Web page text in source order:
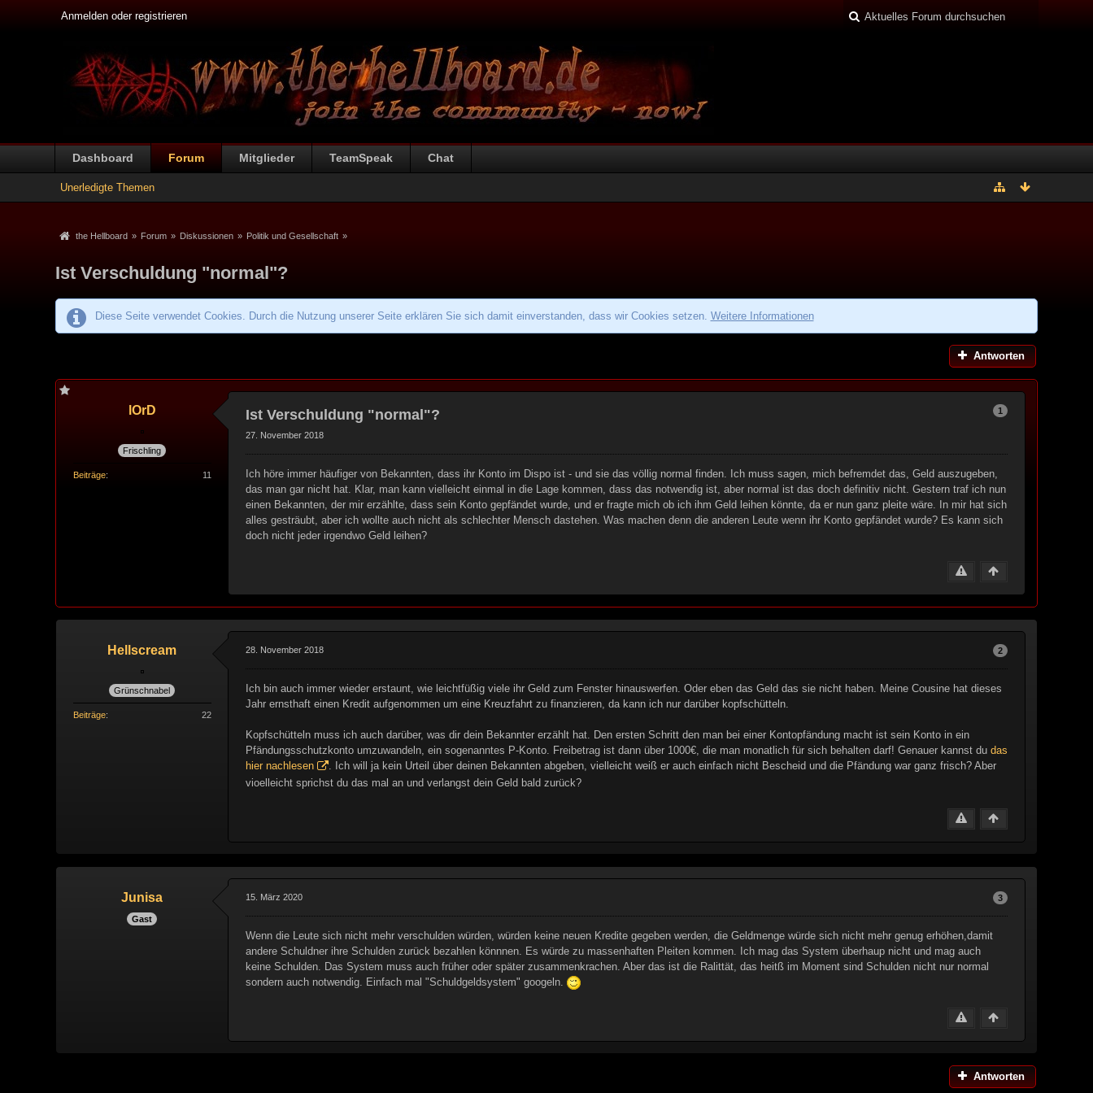
Anmelden oder registrieren
Dashboard Forum Mitglieder TeamSpeak Chat
Unerledigte Themen
the Hellboard » Forum » Diskussionen » Politik und Gesellschaft »
Ist Verschuldung "normal"?
Diese Seite verwendet Cookies. Durch die Nutzung unserer Seite erklären Sie sich damit einverstanden, dass wir Cookies setzen. Weitere Informationen
Antworten
lOrD
Frischling
Beiträge 11
1
Ist Verschuldung "normal"?
27. November 2018
Ich höre immer häufiger von Bekannten, dass ihr Konto im Dispo ist - und sie das völlig normal finden. Ich muss sagen, mich befremdet das, Geld auszugeben,
das man gar nicht hat. Klar, man kann vielleicht einmal in die Lage kommen, dass das notwendig ist, aber normal ist das doch definitiv nicht. Gestern traf ich nun
einen Bekannten, der mir erzählte, dass sein Konto gepfändet wurde, und er fragte mich ob ich ihm Geld leihen könnte, da er nun ganz pleite wäre. In mir hat sich
alles gesträubt, aber ich wollte auch nicht als schlechter Mensch dastehen. Was machen denn die anderen Leute wenn ihr Konto gepfändet wurde? Es kann sich
doch nicht jeder irgendwo Geld leihen?
Hellscream
Grünschnabel
Beiträge 22
2
28. November 2018
Ich bin auch immer wieder erstaunt, wie leichtfüßig viele ihr Geld zum Fenster hinauswerfen. Oder eben das Geld das sie nicht haben. Meine Cousine hat dieses
Jahr ernsthaft einen Kredit aufgenommen um eine Kreuzfahrt zu finanzieren, da kann ich nur darüber kopfschütteln.
Kopfschütteln muss ich auch darüber, was dir dein Bekannter erzählt hat. Den ersten Schritt den man bei einer Kontopfändung macht ist sein Konto in ein
Pfändungsschutzkonto umzuwandeln, ein sogenanntes P-Konto. Freibetrag ist dann über 1000€, die man monatlich für sich behalten darf! Genauer kannst du das
hier nachlesen
. Ich will ja kein Urteil über deinen Bekannten abgeben, vielleicht weiß er auch einfach nicht Bescheid und die Pfändung war ganz frisch? Aber
vioelleicht sprichst du das mal an und verlangst dein Geld bald zurück?
Junisa
Gast
3
15. März 2020
Wenn die Leute sich nicht mehr verschulden würden, würden keine neuen Kredite gegeben werden, die Geldmenge würde sich nicht mehr genug erhöhen,damit
andere Schuldner ihre Schulden zurück bezahlen könnnen. Es würde zu massenhaften Pleiten kommen. Ich mag das System überhaup nicht und mag auch
keine Schulden. Das System muss auch früher oder später zusammenkrachen. Aber das ist die Ralittät, das heitß im Moment sind Schulden nicht nur normal
sondern auch notwendig. Einfach mal "Schuldgeldsystem" googeln.
Antworten